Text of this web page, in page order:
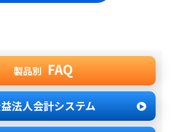
製品別 FAQ
法人会計システム